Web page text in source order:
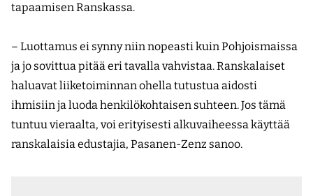
tapaamisen Ranskassa.
– Luottamus ei synny niin nopeasti kuin Pohjoismaissa
ja jo sovittua pitää eri tavalla vahvistaa. Ranskalaiset
haluavat liiketoiminnan ohella tutustua aidosti
ihmisiin ja luoda henkilökohtaisen suhteen. Jos tämä
tuntuu vieraalta, voi erityisesti alkuvaiheessa käyttää
ranskalaisia edustajia, Pasanen-Zenz sanoo.